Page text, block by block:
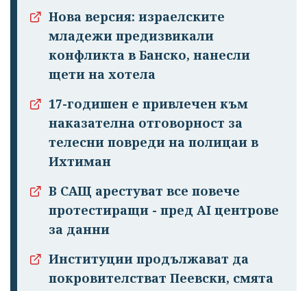
Нова версия: израелските
младежи предизвикали
конфликта в Банско, нанесли
щети на хотела
17-годишен е привлечен към
наказателна отговорност за
телесни повреди на полицаи в
Ихтиман
В САЩ арестуват все повече
протестиращи - пред AI центрове
за данни
Институции продължават да
покровителстват Пеевски, смята